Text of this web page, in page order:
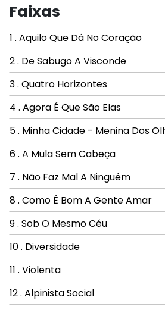
Faixas
1 . Aquilo Que Dá No Coração
2 . De Sabugo A Visconde
3 . Quatro Horizontes
4 . Agora É Que São Elas
5 . Minha Cidade - Menina Dos
6 . A Mula Sem Cabeça
7 . Não Faz Mal A Ninguém
8 . Como É Bom A Gente Amar
9 . Sob O Mesmo Céu
10 . Diversidade
11 . Violenta
12 . Alpinista Social